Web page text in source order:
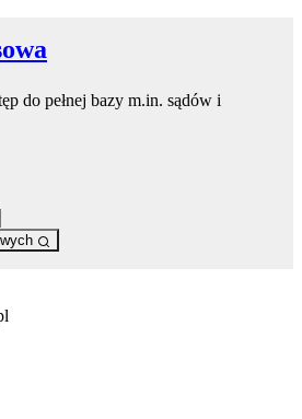
do pełnej bazy m.in. sądów i